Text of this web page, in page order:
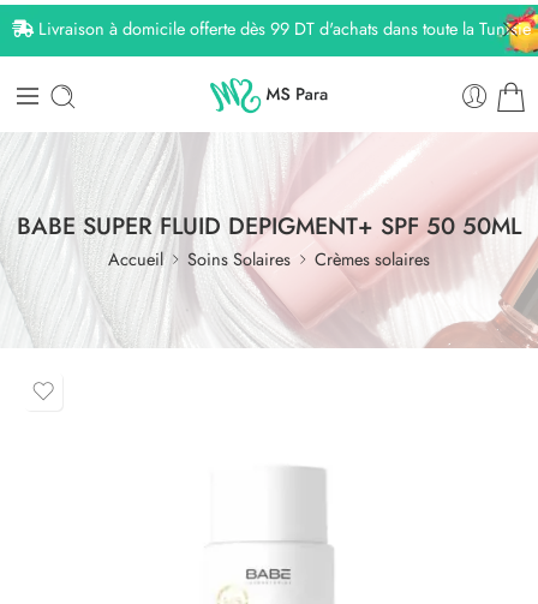
Livraison à domicile offerte dès 99 DT d'achats dans toute la Tunisie
BABE SUPER FLUID DEPIGMENT+ SPF 50 50ML
Accueil Soins Solaires Crèmes solaires